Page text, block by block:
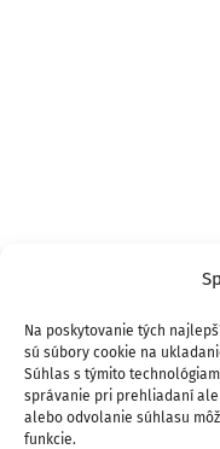
Na poskytovanie tých
sú súbory cookie na
Súhlas s týmito
správanie pri prehliadaní
alebo odvolanie súhlasu
funkcie.